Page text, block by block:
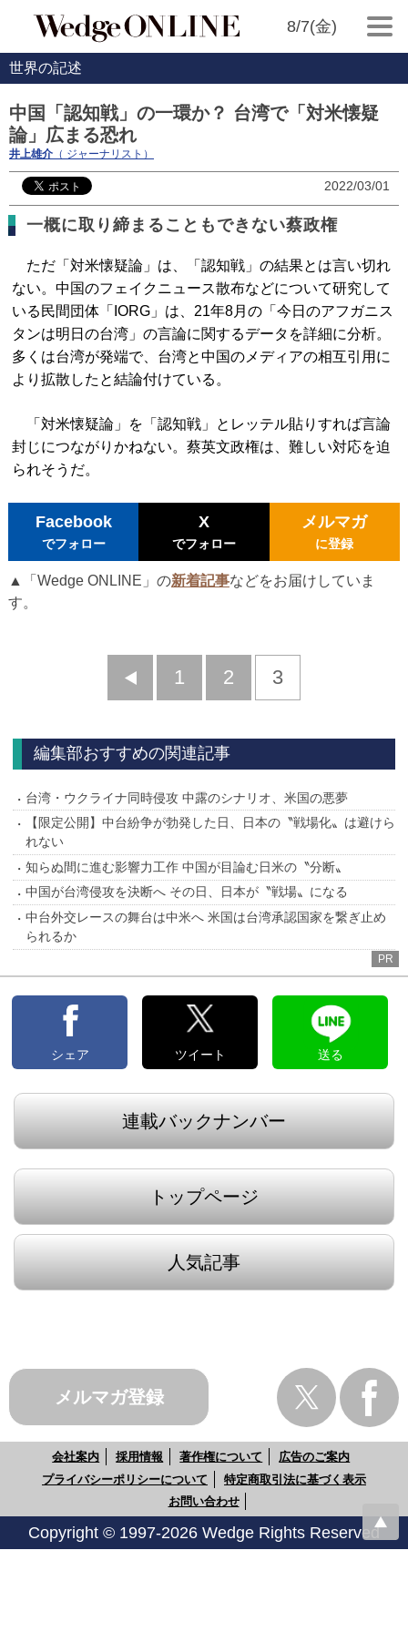
8/7(金)
世界の記述
中国「認知戦」の一環か？ 台湾で「対米懐疑
論」広まる恐れ
井上雄介 （ ジャーナリスト）
2022/03/01
一概に取り締まることもできない蔡政権
ただ「対米懐疑論」は、「認知戦」の結果とは言い切れ
ない。中国のフェイクニュース散布などについて研究して
いる民間団体「IORG」は、21年8月の「今日のアフガニス
タンは明日の台湾」の言論に関するデータを詳細に分析。
多くは台湾が発端で、台湾と中国のメディアの相互引用に
より拡散したと結論付けている。
「対米懐疑論」を「認知戦」とレッテル貼りすれば言論
封じにつながりかねない。蔡英文政権は、難しい対応を迫
られそうだ。
Facebook
でフォロー
X
でフォロー
メルマガ
に登録
▲「Wedge ONLINE」の新着記事などをお届けしていま
す。
前
1 2 3
編集部おすすめの関連記事
台湾・ウクライナ同時侵攻 中露のシナリオ、米国の悪夢
【限定公開】中台紛争が勃発した日、日本の〝戦場化〟は避けら
れない
知らぬ間に進む影響力工作 中国が目論む日米の〝分断〟
中国が台湾侵攻を決断へ その日、日本が〝戦場〟になる
中台外交レースの舞台は中米へ 米国は台湾承認国家を繋ぎ止め
られるか
PR
シェア ツイート 送る
連載バックナンバー
トップページ
人気記事
メルマガ登録
会社案内 採用情報 著作権について
広告のご案内
プライバシーポリシーについて
特定商取引法に基づく表示
お問い合わせ
Copyright © 1997-2026 Wedge Rights Reserved